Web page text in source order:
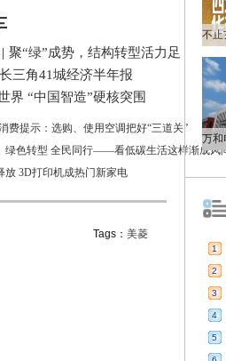
| 聚“绿”成势，结构转型活力足
长三角41城经济半年报
界 “中国智造”硬核突围
费提示：选购、使用空调把好“三道关”
绿色转型 全民同行——看低碳生活这样渐成风
放 3D打印机成热门新家电
Tags： 美菱
1
2
3
4
5